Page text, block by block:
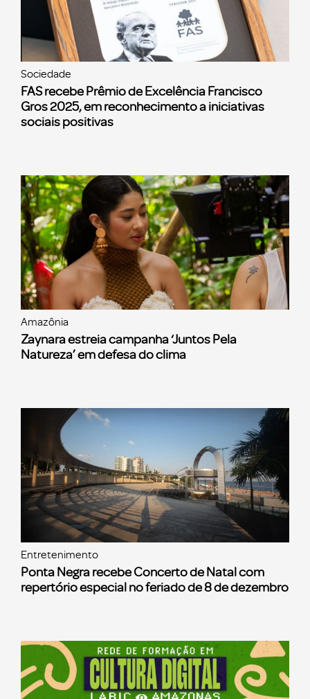
Sociedade
FAS recebe Prêmio de Excelência Francisco
Gros 2025, em reconhecimento a iniciativas
sociais positivas
Amazônia
Zaynara estreia campanha ‘Juntos Pela
Natureza’ em defesa do clima
Entretenimento
Ponta Negra recebe Concerto de Natal com
repertório especial no feriado de 8 de dezembro